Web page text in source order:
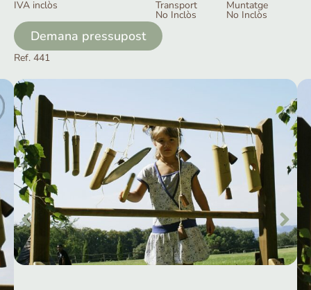
IVA inclòs Transport
No Inclòs
Muntatge
No Inclòs
Demana pressupost
Ref. 441